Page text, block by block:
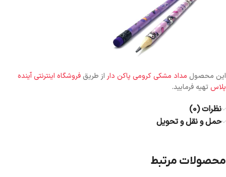
این محصول مداد مشکی کرومی پاکن داراز طریقفروشگاه اینترنتی آینده
پلاستهیه فرمایید.
نظرات (0)
حمل و نقل و تحویل
محصولات مرتبط